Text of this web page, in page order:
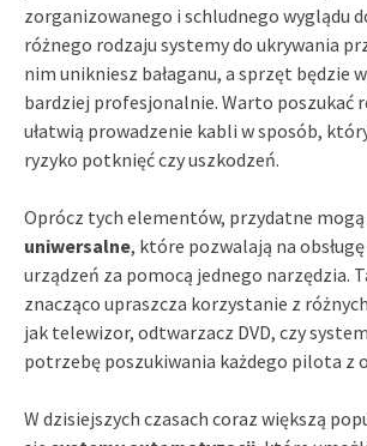
zorganizowanego i schludnego wyglądu
różnego rodzaju systemy do ukrywania
nim unikniesz bałaganu, a sprzęt będzie
bardziej profesjonalnie. Warto poszukać
ułatwią prowadzenie kabli w sposób,
ryzyko potknięć czy uszkodzeń.
Oprócz tych elementów, przydatne mogą
uniwersalne, które pozwalają na
urządzeń za pomocą jednego narzędzia.
znacząco upraszcza korzystanie z
jak telewizor, odtwarzacz DVD, czy
potrzebę poszukiwania każdego pilota z
W dzisiejszych czasach coraz większą